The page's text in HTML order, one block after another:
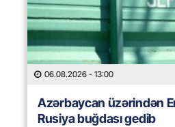
06.08.2026 - 13:00
Azərbaycan üzərindən
Rusiya buğdası gedib